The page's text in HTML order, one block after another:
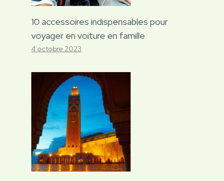
10 accessoires indispensables pour
voyager en voiture en famille
4 octobre 2023